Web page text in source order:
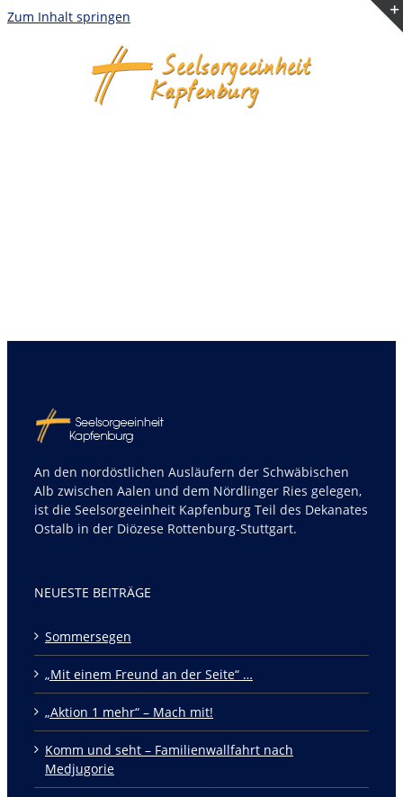
Zum Inhalt springen
An den nordöstlichen Ausläufern der Schwäbischen
Alb zwischen Aalen und dem Nördlinger Ries gelegen,
ist die Seelsorgeeinheit Kapfenburg Teil des Dekanates
Ostalb in der Diözese Rottenburg-Stuttgart.
NEUESTE BEITRÄGE
Sommersegen
„Mit einem Freund an der Seite“ …
„Aktion 1 mehr“ – Mach mit!
Komm und seht – Familienwallfahrt nach
Medjugorie